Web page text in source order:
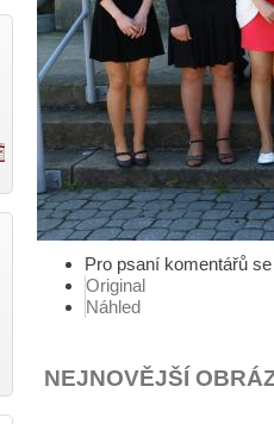
Pro psaní komentářů
Original
Náhled
NEJNOVĚJŠÍ